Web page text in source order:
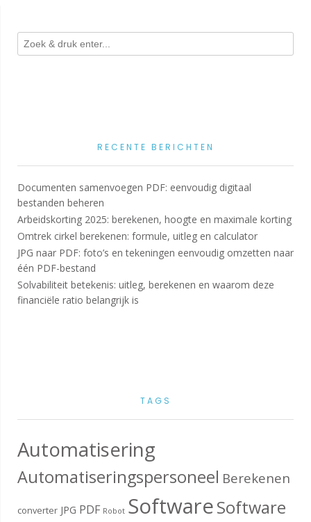
RECENTE BERICHTEN
Documenten samenvoegen PDF: eenvoudig digitaal
bestanden beheren
Arbeidskorting 2025: berekenen, hoogte en maximale korting
Omtrek cirkel berekenen: formule, uitleg en calculator
JPG naar PDF: foto’s en tekeningen eenvoudig omzetten naar
één PDF-bestand
Solvabiliteit betekenis: uitleg, berekenen en waarom deze
financiële ratio belangrijk is
TAGS
Automatisering
Automatiseringspersoneel Berekenen
converter JPG PDF Robot SoftwareSoftware